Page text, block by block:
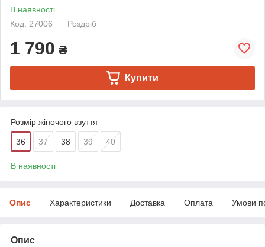
В наявності
Код: 27006
Роздріб
1 790 ₴
Купити
Розмір жіночого взуття
36 37 38 39 40
В наявності
Опис Характеристики Доставка Оплата Умови
Опис